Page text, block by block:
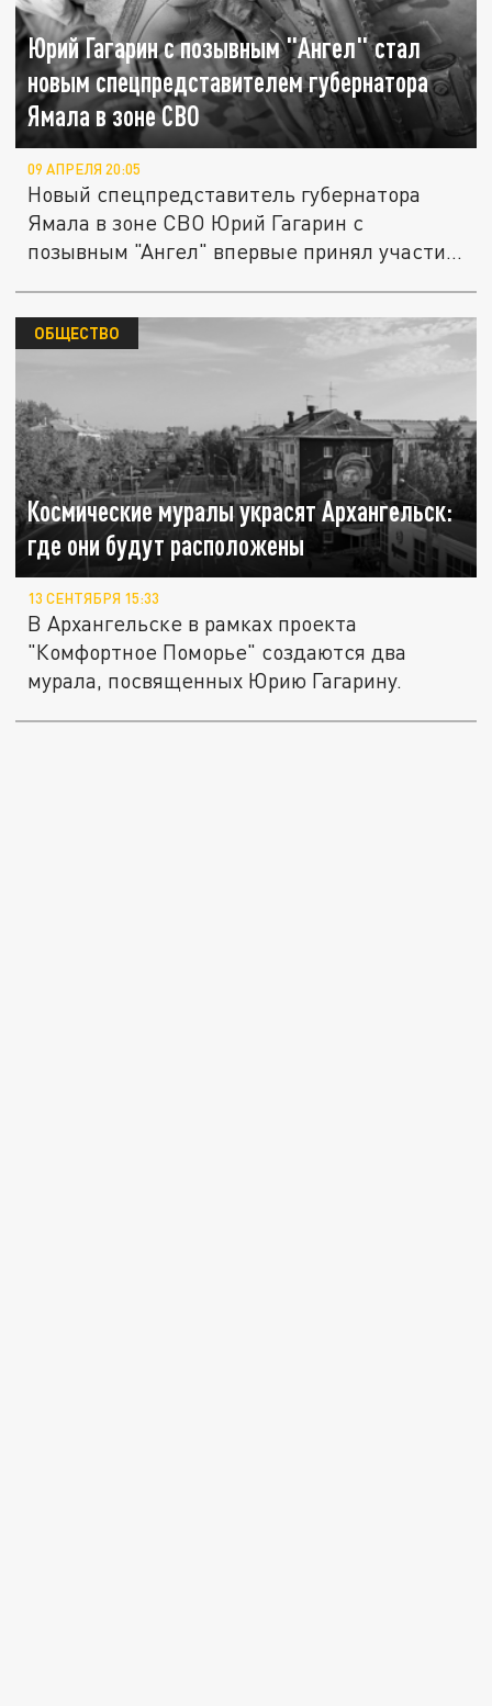
Юрий Гагарин с позывным "Ангел" стал
новым спецпредставителем губернатора
Ямала в зоне СВО
09 АПРЕЛЯ 20:05
Новый спецпредставитель губернатора
Ямала в зоне СВО Юрий Гагарин с
позывным "Ангел" впервые принял участие
Космические муралы украсят Архангельск:
где они будут расположены
ОБЩЕСТВО
13 СЕНТЯБРЯ 15:33
В Архангельске в рамках проекта
"Комфортное Поморье" создаются два
мурала, посвященных Юрию Гагарину.